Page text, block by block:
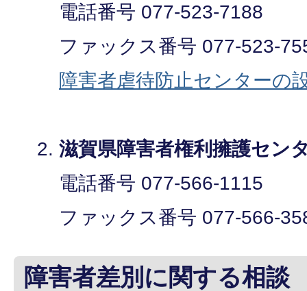
電話番号 077-523-7188
ファックス番号 077-523-
障害者虐待防止センターの
滋賀県障害者権利擁護セン
電話番号 077-566-1115
ファックス番号 077-566-
障害者差別に関する相談